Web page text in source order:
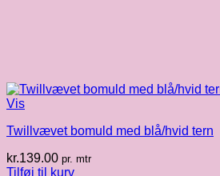
Vis
Twillvævet bomuld med blå/hvid tern
kr.139.00 pr. mtr
Tilføj til kurv